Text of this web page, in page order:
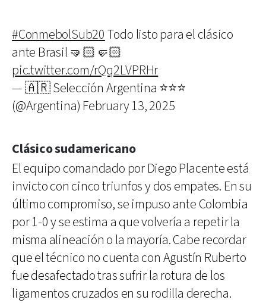
#ConmebolSub20 Todo listo para el clásico
ante Brasil 🤜🏻🤛🏻
pic.twitter.com/rQq2LVPRHr
— 🇦🇷 Selección Argentina ⭐⭐⭐
(@Argentina) February 13, 2025
Clásico sudamericano
El equipo comandado por Diego Placente está
invicto con cinco triunfos y dos empates. En su
último compromiso, se impuso ante Colombia
por 1-0 y se estima a que volvería a repetir la
misma alineación o la mayoría. Cabe recordar
que el técnico no cuenta con Agustín Ruberto
fue desafectado tras sufrir la rotura de los
ligamentos cruzados en su rodilla derecha.